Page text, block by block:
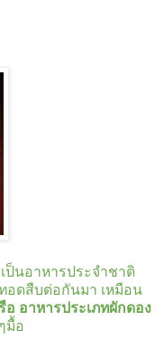
ป็นอาหารประจำชาติ
อดสืบต่อกันมา เหมือน
อ อาหารประเภทผักดอง
มื้อ